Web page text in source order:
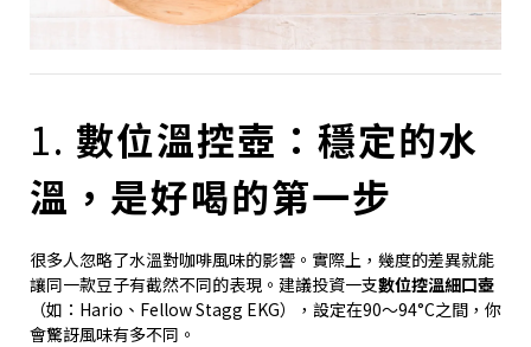
1. 數位溫控壺：穩定的水
溫，是好喝的第一步
很多人忽略了水溫對咖啡風味的影響。實際上，幾度的差異就能
讓同一款豆子有截然不同的表現。建議投資一支數位控溫細口壺
（如：Hario、Fellow Stagg EKG），設定在90～94°C之間，你
會驚訝風味有多不同。